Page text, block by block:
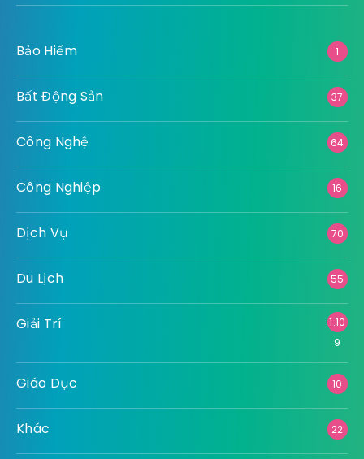
Bảo Hiểm 1
Bất Động Sản 37
Công Nghệ 64
Công Nghiệp 16
Dịch Vụ 70
Du Lịch 55
Giải Trí
1.10
9
Giáo Dục 10
Khác 22